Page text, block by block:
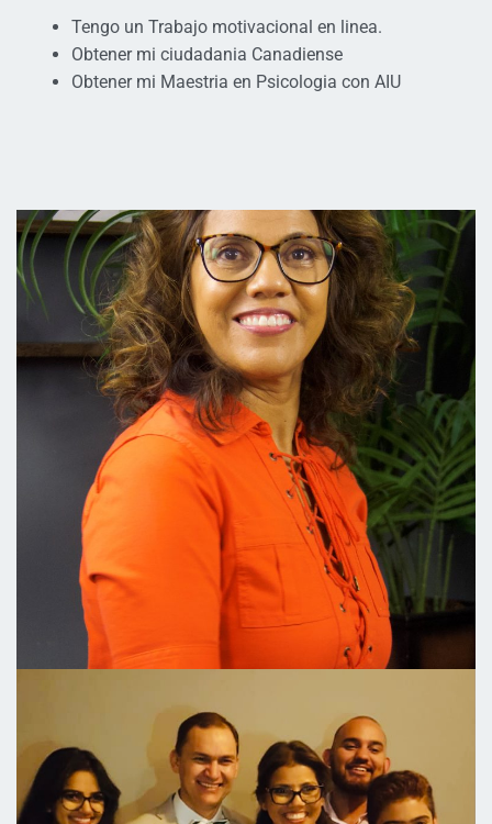
Tengo un Trabajo motivacional en linea.
Obtener mi ciudadania Canadiense
Obtener mi Maestria en Psicologia con AIU